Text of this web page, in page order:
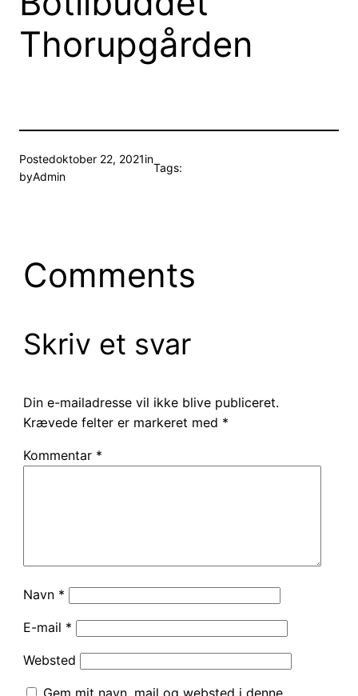
Thorupgården
Postedoktober 22, 2021in
byAdmin
Tags:
Comments
Skriv et svar
Din e-mailadresse vil ikke blive publiceret.
Krævede felter er markeret med *
Kommentar *
Navn *
E-mail *
Websted